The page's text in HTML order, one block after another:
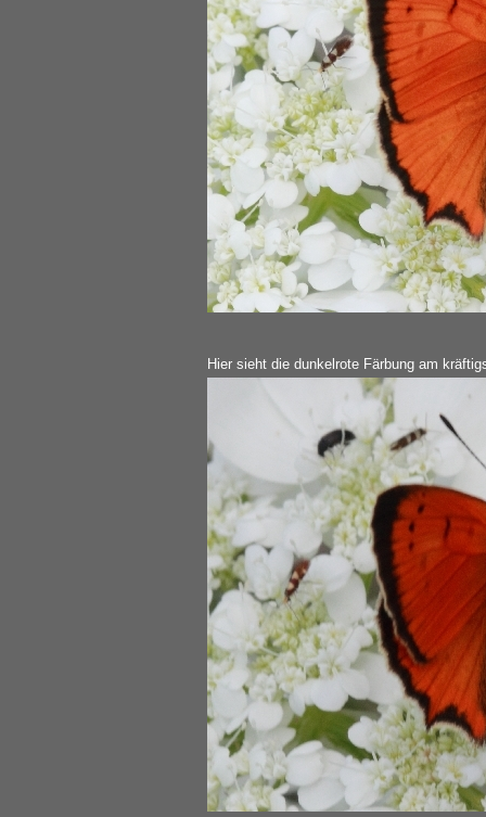
Hier sieht die dunkelrote Färbung am